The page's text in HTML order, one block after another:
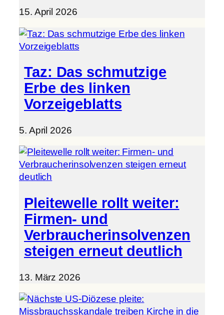
15. April 2026
Taz: Das schmutzige
Erbe des linken
Vorzeigeblatts
5. April 2026
Pleitewelle rollt weiter:
Firmen- und
Verbraucherinsolvenzen
steigen erneut deutlich
13. März 2026